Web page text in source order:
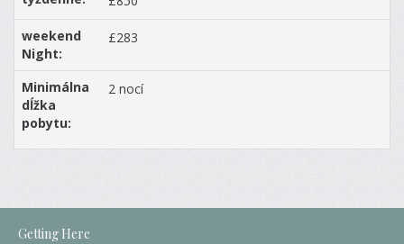
£283
2 nocí
Getting Here